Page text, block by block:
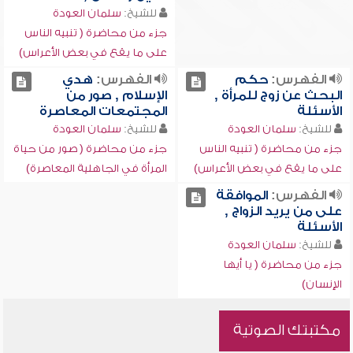
للشيخ: سلمان العودة
جزء من محاضرة ( تنبيه الناس
على ما يقع في بعض الأعراس)
الفهرس:حكم
البحث عن زوج للمرأة ,
الأسئلة
للشيخ: سلمان العودة
جزء من محاضرة ( تنبيه الناس
على ما يقع في بعض الأعراس)
الفهرس: هدي
الإسلام , صور من
المجتمعات المعاصرة
للشيخ: سلمان العودة
جزء من محاضرة ( صور من حياة
المرأة في الجاهلية المعاصرة)
الفهرس:الموافقة
على من يريد الزواج ,
الأسئلة
للشيخ: سلمان العودة
جزء من محاضرة ( يا أيها
الإنسان)
مكتبتك الصوتية